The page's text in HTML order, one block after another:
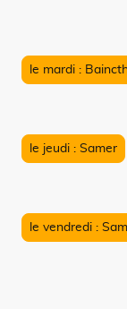
le mardi :
le jeudi : Samer
le vendredi :